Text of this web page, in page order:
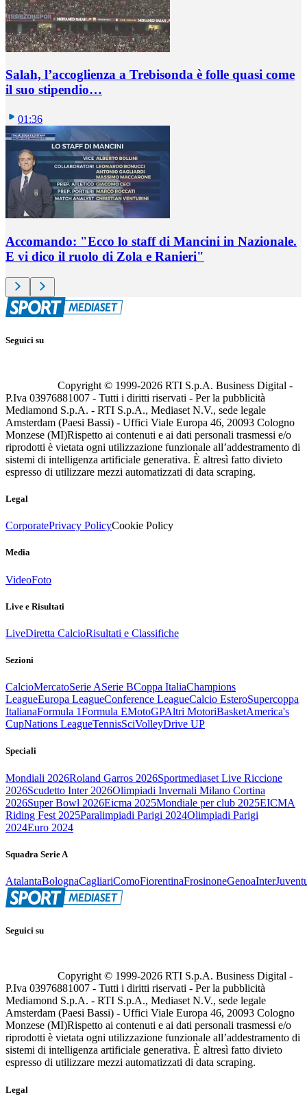
Salah, l’accoglienza a Trebisonda è folle quasi come
il suo stipendio…
01:36
Accomando: "Ecco lo staff di Mancini in Nazionale.
E vi dico il ruolo di Zola e Ranieri"
Seguici su
Copyright © 1999-2026 RTI S.p.A. Business Digital -
P.Iva 03976881007 - Tutti i diritti riservati - Per la pubblicità
Mediamond S.p.A. - RTI S.p.A., Mediaset N.V., sede legale
Amsterdam (Paesi Bassi) - Uffici Viale Europa 46, 20093 Cologno
Monzese (MI)Rispetto ai contenuti e ai dati personali trasmessi e/o
riprodotti è vietata ogni utilizzazione funzionale all’addestramento di
sistemi di intelligenza artificiale generativa. È altresì fatto divieto
espresso di utilizzare mezzi automatizzati di data scraping.
Legal
CorporatePrivacy PolicyCookie Policy
Media
VideoFoto
Live e Risultati
LiveDiretta CalcioRisultati e Classifiche
Sezioni
CalcioMercatoSerie ASerie BCoppa ItaliaChampions
LeagueEuropa LeagueConference LeagueCalcio EsteroSupercoppa
ItalianaFormula 1Formula EMotoGPAltri MotoriBasketAmerica's
CupNations LeagueTennisSciVolleyDrive UP
Speciali
Mondiali 2026Roland Garros 2026Sportmediaset Live Riccione
2026Scudetto Inter 2026Olimpiadi Invernali Milano Cortina
2026Super Bowl 2026Eicma 2025Mondiale per club 2025EICMA
Riding Fest 2025Paralimpiadi Parigi 2024Olimpiadi Parigi
2024Euro 2024
Squadra Serie A
AtalantaBolognaCagliariComoFiorentinaFrosinoneGenoaInter
Seguici su
Copyright © 1999-2026 RTI S.p.A. Business Digital -
P.Iva 03976881007 - Tutti i diritti riservati - Per la pubblicità
Mediamond S.p.A. - RTI S.p.A., Mediaset N.V., sede legale
Amsterdam (Paesi Bassi) - Uffici Viale Europa 46, 20093 Cologno
Monzese (MI)Rispetto ai contenuti e ai dati personali trasmessi e/o
riprodotti è vietata ogni utilizzazione funzionale all’addestramento di
sistemi di intelligenza artificiale generativa. È altresì fatto divieto
espresso di utilizzare mezzi automatizzati di data scraping.
Legal